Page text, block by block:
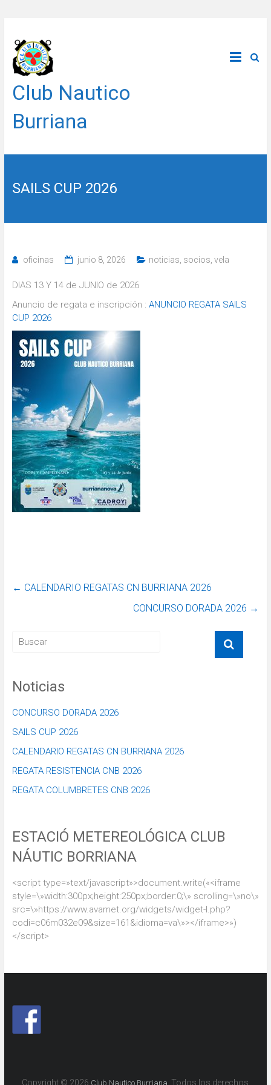
contenido
Club Nautico
Burriana
SAILS CUP 2026
oficinas junio 8, 2026 noticias socios vela
DIAS 13 Y 14 de JUNIO de 2026
Anuncio de regata e inscripción : ANUNCIO REGATA SAILS
CUP 2026
← CALENDARIO REGATAS CN BURRIANA 2026
CONCURSO DORADA 2026 →
Noticias
CONCURSO DORADA 2026
SAILS CUP 2026
CALENDARIO REGATAS CN BURRIANA 2026
REGATA RESISTENCIA CNB 2026
REGATA COLUMBRETES CNB 2026
ESTACIÓ METEREOLÓGICA CLUB
NÁUTIC BORRIANA
<script type=»text/javascript»>document.write(«<iframe
style=\»width:300px;height:250px;border:0;\» scrolling=\»no\»
src=\»https://www.avamet.org/widgets/widget-l.php?
codi=c06m032e09&size=161&idioma=va\»></iframe>»)
</script>
Copyright © 2026 Club Nautico Burriana . Todos los derechos